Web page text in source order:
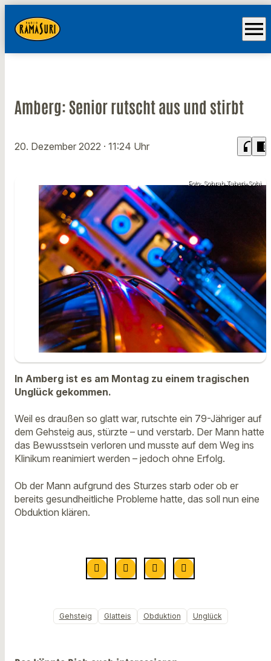
menu
Amberg: Senior rutscht aus und stirbt
20. Dezember 2022 · 11:24 Uhr headphones chrome_reader_mode
Foto: Sohrab Taheri-Sohi
In Amberg ist es am Montag zu einem tragischen
Unglück gekommen.
Weil es draußen so glatt war, rutschte ein 79-Jähriger auf
dem Gehsteig aus, stürzte – und verstarb. Der Mann hatte
das Bewusstsein verloren und musste auf dem Weg ins
Klinikum reanimiert werden – jedoch ohne Erfolg.
Ob der Mann aufgrund des Sturzes starb oder ob er
bereits gesundheitliche Probleme hatte, das soll nun eine
Obduktion klären.
Gehsteig Glatteis Obduktion Unglück